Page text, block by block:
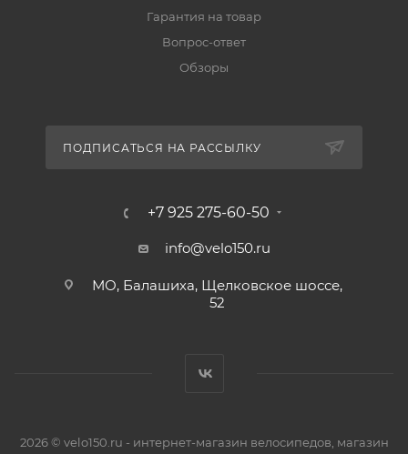
Гарантия на товар
Вопрос-ответ
Обзоры
ПОДПИСАТЬСЯ НА РАССЫЛКУ
+7 925 275-60-50
info@velo150.ru
МО, Балашиха, Щелковское шоссе,
52
2026 © velo150.ru - интернет-магазин велосипедов, магазин